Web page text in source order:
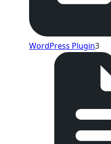
WordPress Plugin3